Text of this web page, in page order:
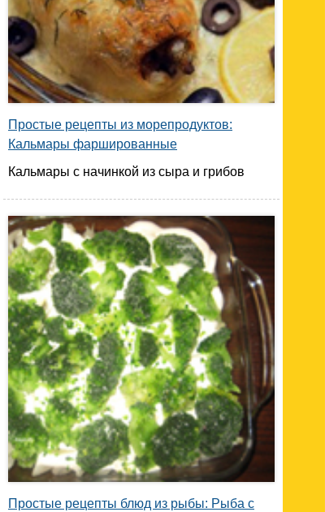
Простые рецепты из морепродуктов:
Кальмары фаршированные
Кальмары с начинкой из сыра и грибов
Простые рецепты блюд из рыбы: Рыба с